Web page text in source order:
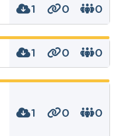
1 0 0
1 0 0
1 0 0